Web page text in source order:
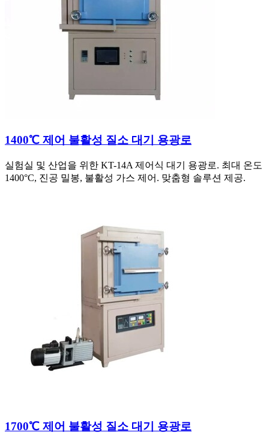
1400℃ 제어 불활성 질소 대기 용광로
실험실 및 산업을 위한 KT-14A 제어식 대기 용광로. 최대 온도
1400°C, 진공 밀봉, 불활성 가스 제어. 맞춤형 솔루션 제공.
1700℃ 제어 불활성 질소 대기 용광로